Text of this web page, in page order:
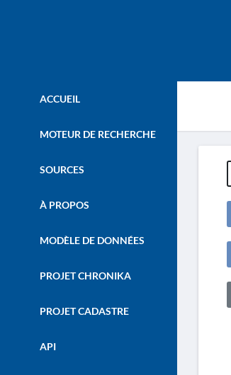
ACCUEIL
MOTEUR DE RECHERCHE
SOURCES
À PROPOS
MODÈLE DE DONNÉES
PROJET CHRONIKA
PROJET CADASTRE
API